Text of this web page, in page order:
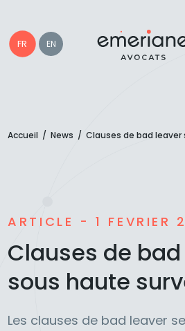
FR EN
Accueil / News / Clauses de bad
ARTICLE - 1 FEVRIER
Clauses de
sous haute
Les clauses de bad leaver